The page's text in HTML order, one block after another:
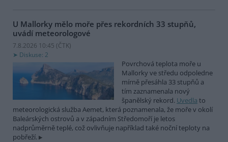
U Mallorky mělo moře přes rekordních 33 stupňů,
uvádí meteorologové
7.8.2026 10:45 (ČTK)
Diskuse: 2
Povrchová teplota moře u
Mallorky ve středu odpoledne
mírně přesáhla 33 stupňů a
tím zaznamenala nový
španělský rekord. Uvedla to
meteorologická služba Aemet, která poznamenala, že moře v okolí
Baleárských ostrovů a v západním Středomoří je letos
nadprůměrně teplé, což ovlivňuje například také noční teploty na
pobřeží.